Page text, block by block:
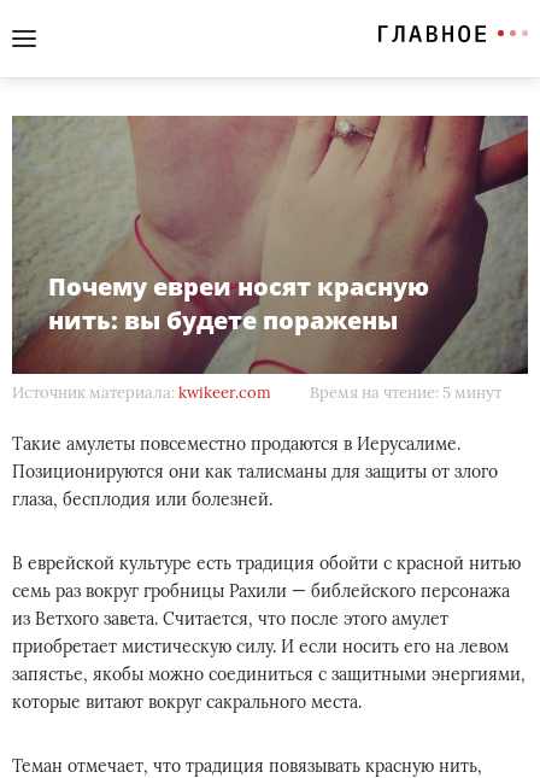
Почему евреи носят красную
нить: вы будете поражены
Источник материала: kwikeer.com Время на чтение: 5 минут
Такие амулеты повсеместно продаются в Иерусалиме.
Позиционируются они как талисманы для защиты от злого
глаза, бесплодия или болезней.
В еврейской культуре есть традиция обойти с красной нитью
семь раз вокруг гробницы Рахили — библейского персонажа
из Ветхого завета. Считается, что после этого амулет
приобретает мистическую силу. И если носить его на левом
запястье, якобы можно соединиться с защитными энергиями,
которые витают вокруг сакрального места.
Теман отмечает, что традиция повязывать красную нить,